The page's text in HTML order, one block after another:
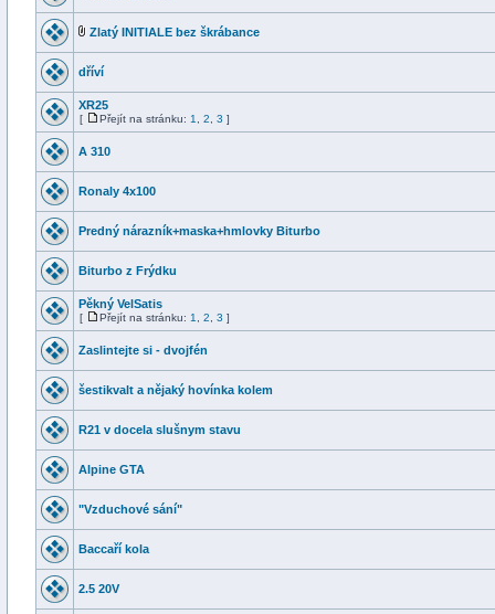
Zlatý INITIALE bez škrábance
dříví
XR25
[ Přejít na stránku: 1 2 3 ]
A 310
Ronaly 4x100
Predný nárazník+maska+hmlovky Biturbo
Biturbo z Frýdku
Pěkný VelSatis
[ Přejít na stránku: 1 2 3 ]
Zaslintejte si - dvojfén
šestikvalt a nějaký hovínka kolem
R21 v docela slušnym stavu
Alpine GTA
"Vzduchové sání"
Baccaří kola
2.5 20V